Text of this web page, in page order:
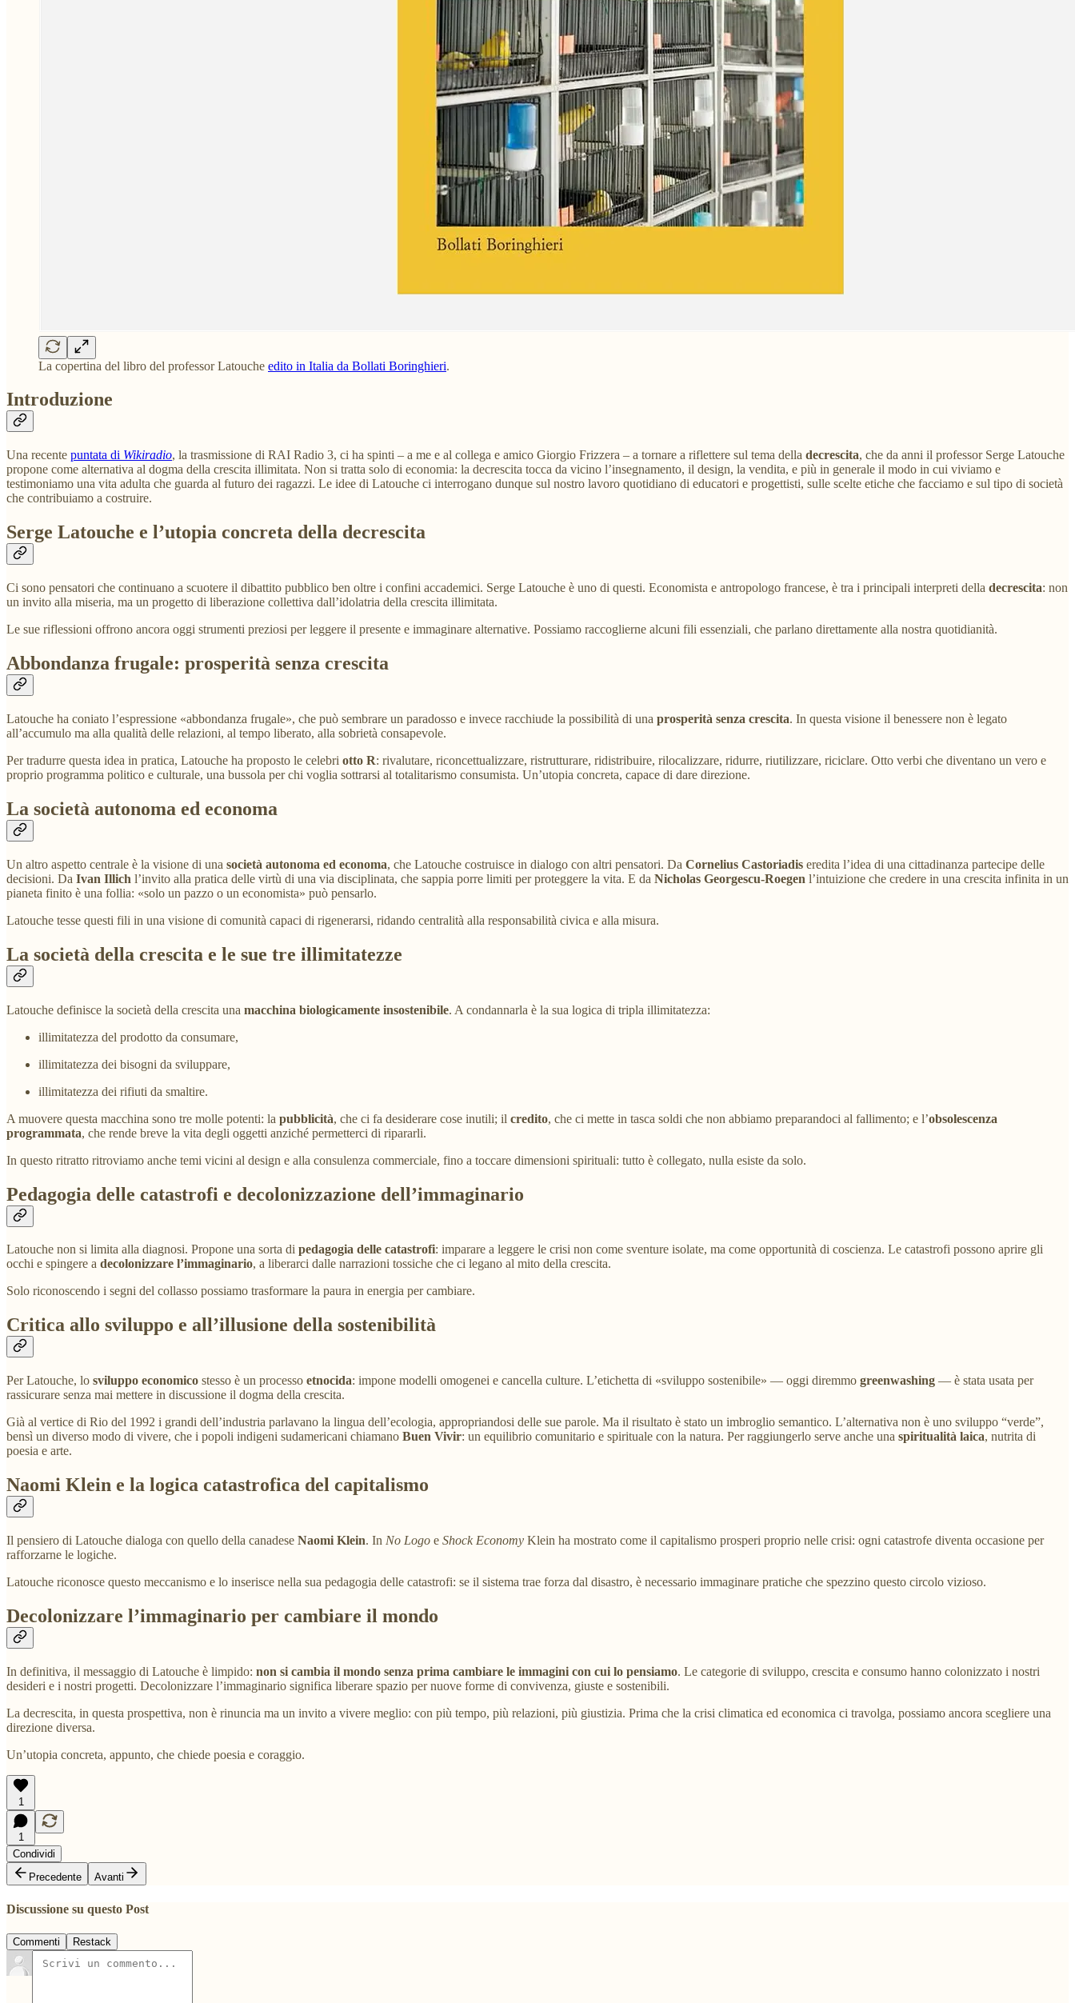
La copertina del libro del professor Latouche edito in Italia da Bollati Boringhieri.
Introduzione
Una recente puntata di Wikiradio, la trasmissione di RAI Radio 3, ci ha spinti – a me e al collega e amico Giorgio Frizzera – a tornare a riflettere sul tema della decrescita, che da anni il professor Serge Latouche
propone come alternativa al dogma della crescita illimitata. Non si tratta solo di economia: la decrescita tocca da vicino l’insegnamento, il design, la vendita, e più in generale il modo in cui viviamo e
testimoniamo una vita adulta che guarda al futuro dei ragazzi. Le idee di Latouche ci interrogano dunque sul nostro lavoro quotidiano di educatori e progettisti, sulle scelte etiche che facciamo e sul tipo di società
che contribuiamo a costruire.
Serge Latouche e l’utopia concreta della decrescita
Ci sono pensatori che continuano a scuotere il dibattito pubblico ben oltre i confini accademici. Serge Latouche è uno di questi. Economista e antropologo francese, è tra i principali interpreti della decrescita: non
un invito alla miseria, ma un progetto di liberazione collettiva dall’idolatria della crescita illimitata.
Le sue riflessioni offrono ancora oggi strumenti preziosi per leggere il presente e immaginare alternative. Possiamo raccoglierne alcuni fili essenziali, che parlano direttamente alla nostra quotidianità.
Abbondanza frugale: prosperità senza crescita
Latouche ha coniato l’espressione «abbondanza frugale», che può sembrare un paradosso e invece racchiude la possibilità di una prosperità senza crescita. In questa visione il benessere non è legato
all’accumulo ma alla qualità delle relazioni, al tempo liberato, alla sobrietà consapevole.
Per tradurre questa idea in pratica, Latouche ha proposto le celebri otto R: rivalutare, riconcettualizzare, ristrutturare, ridistribuire, rilocalizzare, ridurre, riutilizzare, riciclare. Otto verbi che diventano un vero e
proprio programma politico e culturale, una bussola per chi voglia sottrarsi al totalitarismo consumista. Un’utopia concreta, capace di dare direzione.
La società autonoma ed economa
Un altro aspetto centrale è la visione di una società autonoma ed economa, che Latouche costruisce in dialogo con altri pensatori. Da Cornelius Castoriadis eredita l’idea di una cittadinanza partecipe delle
decisioni. Da Ivan Illich l’invito alla pratica delle virtù di una via disciplinata, che sappia porre limiti per proteggere la vita. E da Nicholas Georgescu-Roegen l’intuizione che credere in una crescita infinita in un
pianeta finito è una follia: «solo un pazzo o un economista» può pensarlo.
Latouche tesse questi fili in una visione di comunità capaci di rigenerarsi, ridando centralità alla responsabilità civica e alla misura.
La società della crescita e le sue tre illimitatezze
Latouche definisce la società della crescita una macchina biologicamente insostenibile. A condannarla è la sua logica di tripla illimitatezza:
illimitatezza del prodotto da consumare,
illimitatezza dei bisogni da sviluppare,
illimitatezza dei rifiuti da smaltire.
A muovere questa macchina sono tre molle potenti: la pubblicità, che ci fa desiderare cose inutili; il credito, che ci mette in tasca soldi che non abbiamo preparandoci al fallimento; e l’obsolescenza
programmata, che rende breve la vita degli oggetti anziché permetterci di ripararli.
In questo ritratto ritroviamo anche temi vicini al design e alla consulenza commerciale, fino a toccare dimensioni spirituali: tutto è collegato, nulla esiste da solo.
Pedagogia delle catastrofi e decolonizzazione dell’immaginario
Latouche non si limita alla diagnosi. Propone una sorta di pedagogia delle catastrofi: imparare a leggere le crisi non come sventure isolate, ma come opportunità di coscienza. Le catastrofi possono aprire gli
occhi e spingere a decolonizzare l’immaginario, a liberarci dalle narrazioni tossiche che ci legano al mito della crescita.
Solo riconoscendo i segni del collasso possiamo trasformare la paura in energia per cambiare.
Critica allo sviluppo e all’illusione della sostenibilità
Per Latouche, lo sviluppo economico stesso è un processo etnocida: impone modelli omogenei e cancella culture. L’etichetta di «sviluppo sostenibile» — oggi diremmo greenwashing — è stata usata per
rassicurare senza mai mettere in discussione il dogma della crescita.
Già al vertice di Rio del 1992 i grandi dell’industria parlavano la lingua dell’ecologia, appropriandosi delle sue parole. Ma il risultato è stato un imbroglio semantico. L’alternativa non è uno sviluppo “verde”,
bensì un diverso modo di vivere, che i popoli indigeni sudamericani chiamano Buen Vivir: un equilibrio comunitario e spirituale con la natura. Per raggiungerlo serve anche una spiritualità laica, nutrita di
poesia e arte.
Naomi Klein e la logica catastrofica del capitalismo
Il pensiero di Latouche dialoga con quello della canadese Naomi Klein. In No Logo e Shock Economy Klein ha mostrato come il capitalismo prosperi proprio nelle crisi: ogni catastrofe diventa occasione per
rafforzarne le logiche.
Latouche riconosce questo meccanismo e lo inserisce nella sua pedagogia delle catastrofi: se il sistema trae forza dal disastro, è necessario immaginare pratiche che spezzino questo circolo vizioso.
Decolonizzare l’immaginario per cambiare il mondo
In definitiva, il messaggio di Latouche è limpido: non si cambia il mondo senza prima cambiare le immagini con cui lo pensiamo. Le categorie di sviluppo, crescita e consumo hanno colonizzato i nostri
desideri e i nostri progetti. Decolonizzare l’immaginario significa liberare spazio per nuove forme di convivenza, giuste e sostenibili.
La decrescita, in questa prospettiva, non è rinuncia ma un invito a vivere meglio: con più tempo, più relazioni, più giustizia. Prima che la crisi climatica ed economica ci travolga, possiamo ancora scegliere una
direzione diversa.
Un’utopia concreta, appunto, che chiede poesia e coraggio.
1
1
Condividi
Precedente
Avanti
Discussione su questo Post
Commenti Restack